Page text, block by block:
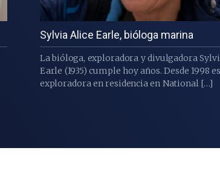
Sylvia Alice Earle, bióloga marina
La bióloga, exploradora y divulgadora
Earle (1935) cumple hoy años. Desde 1998 es
exploradora en residencia en National […]